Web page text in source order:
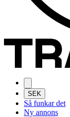
SEK
Så funkar det
Ny annons